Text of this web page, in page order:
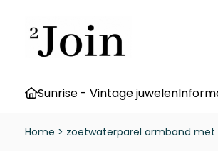
Sunrise - Vintage juwelen
Home > zoetwaterparel armband met